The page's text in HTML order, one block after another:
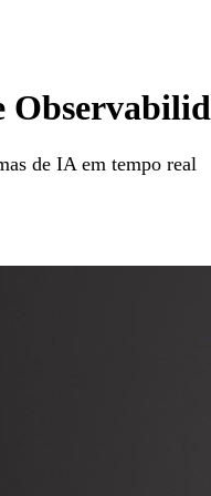
de IA em tempo real